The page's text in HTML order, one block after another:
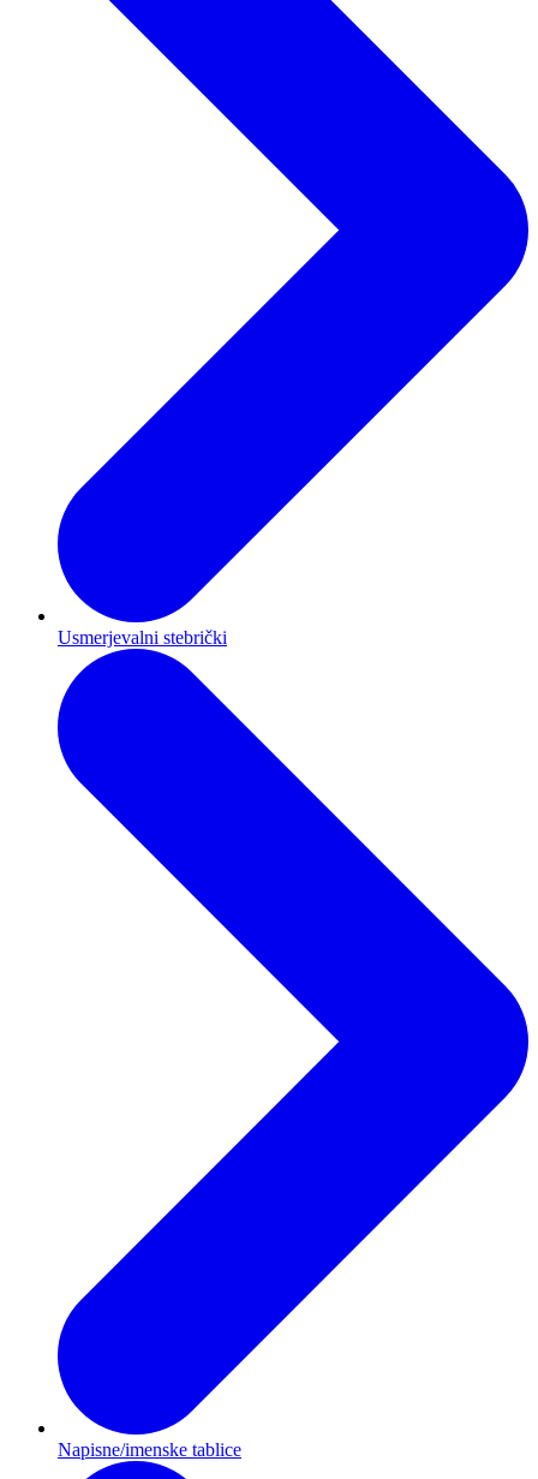
Usmerjevalni stebrički
Napisne/imenske tablice